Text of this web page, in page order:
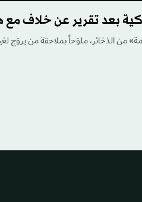
بعد تقرير عن خلاف
من الذخائر، ملوّحاً بملاحقة من يروّج